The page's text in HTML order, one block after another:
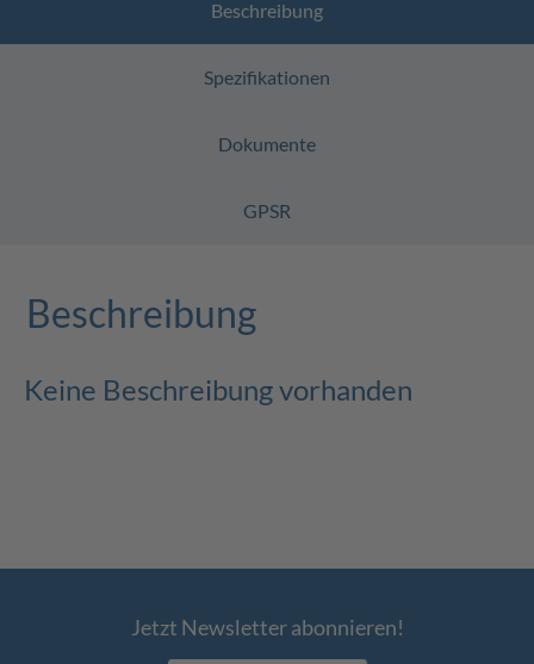
Beschreibung
Spezifikationen
Dokumente
GPSR
Beschreibung
Keine Beschreibung vorhanden
Jetzt Newsletter abonnieren!